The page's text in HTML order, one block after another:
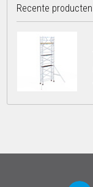
Recente producten